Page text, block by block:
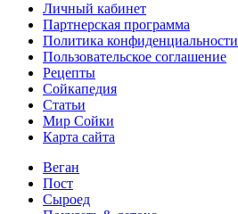
Личный кабинет
Партнерская программа
Политика конфиденциальности
Пользовательское соглашение
Рецепты
Сойкапедия
Статьи
Мир Сойки
Карта сайта
Веган
Пост
Сыроед